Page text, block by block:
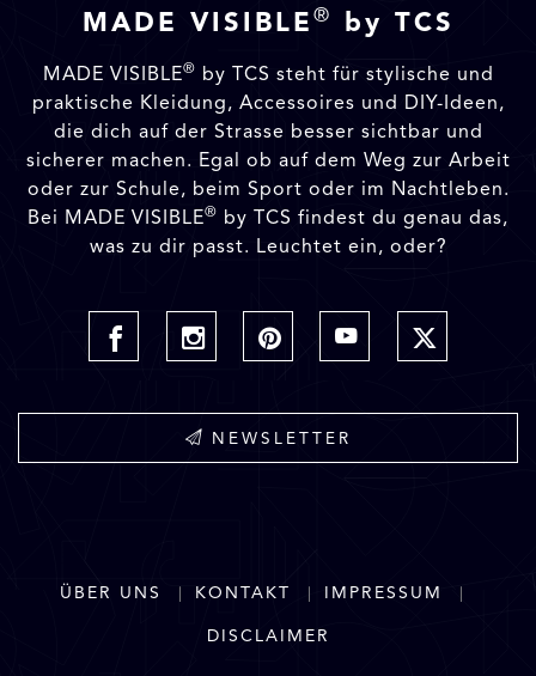
MADE VISIBLE ® by TCS
MADE VISIBLE® by TCS steht für stylische und
praktische Kleidung, Accessoires und DIY-Ideen,
die dich auf der Strasse besser sichtbar und
sicherer machen. Egal ob auf dem Weg zur Arbeit
oder zur Schule, beim Sport oder im Nachtleben.
Bei MADE VISIBLE® by TCS findest du genau das,
was zu dir passt. Leuchtet ein, oder?
NEWSLETTER
ÜBER UNS KONTAKT IMPRESSUM
DISCLAIMER